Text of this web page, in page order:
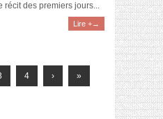
récit des premiers jours...
Lire +→
4 › »